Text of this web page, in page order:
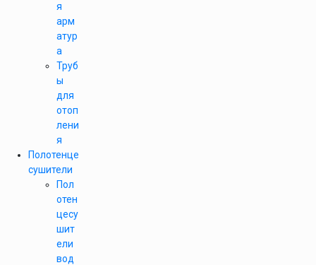
я
арм
атур
а
Труб
ы
для
отоп
лени
я
Полотенце
сушители
Пол
отен
цесу
шит
ели
вод